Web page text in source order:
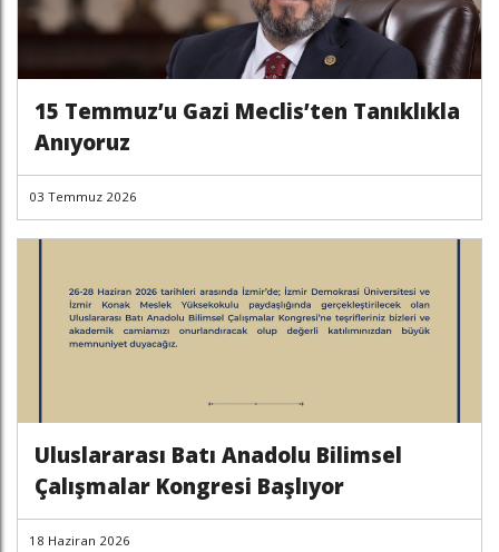
15 Temmuz’u Gazi Meclis’ten Tanıklıkla
Anıyoruz
03 Temmuz 2026
Uluslararası Batı Anadolu Bilimsel
Çalışmalar Kongresi Başlıyor
18 Haziran 2026